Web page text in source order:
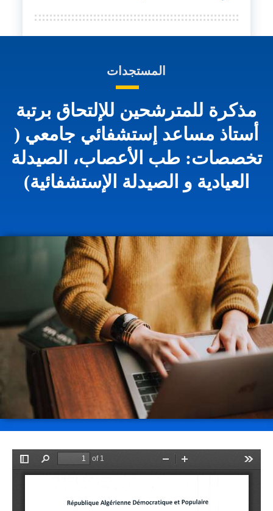
المستجدات
مذكرة للمترشحين للإلتحاق برتبة
أستاذ مساعد إستشفائي جامعي (
تخصصات: طب الأعصاب، الصيدلة
العيادية و الصيدلة الإستشفائية)